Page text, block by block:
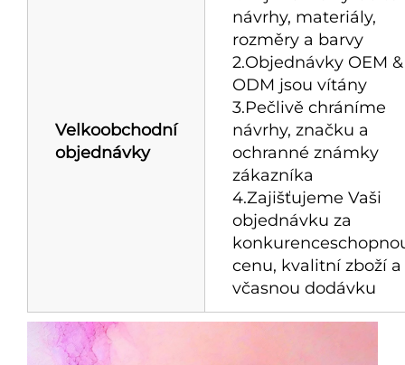
Velkoobchodní
objednávky
návrhy, materiály,
rozměry a barvy
2.Objednávky OEM &
ODM jsou vítány
3.Pečlivě chráníme
návrhy, značku a
ochranné známky
zákazníka
4.Zajišťujeme Vaši
objednávku za
cenu, kvalitní zboží a
včasnou dodávku